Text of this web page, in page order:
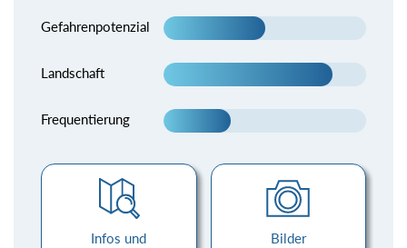
Gefahrenpotenzial
Landschaft
Frequentierung
Infos und
Bilder